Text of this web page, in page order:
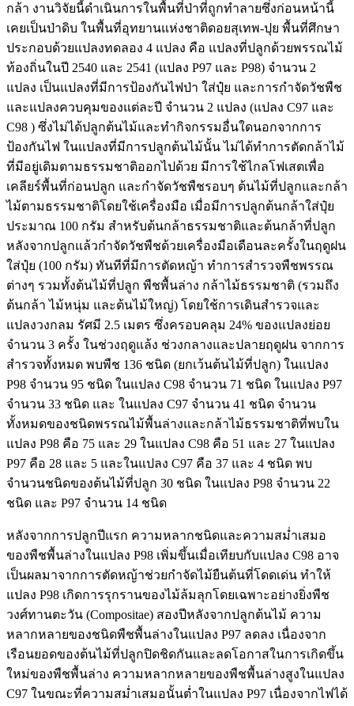
กล้า งานวิจัยนี้ดำเนินการในพื้นที่ป่าที่ถูกทำลายซึ่งก่อนหน้านี้
เคยเป็นป่าดิบ ในพื้นที่อุทยานแห่งชาติดอยสุเทพ-ปุย พื้นที่ศึกษา
ประกอบด้วยแปลงทดลอง 4 แปลง คือ แปลงที่ปลูกด้วยพรรณไม้
ท้องถิ่นในปี 2540 และ 2541 (แปลง P97 และ P98) จำนวน 2
แปลง เป็นแปลงที่มีการป้องกันไฟป่า ใส่ปุ๋ย และการกำจัดวัชพืช
และแปลงควบคุมของแต่ละปี จำนวน 2 แปลง (แปลง C97 และ
C98 ) ซึ่งไม่ได้ปลูกต้นไม้และทำกิจกรรมอื่นใดนอกจากการ
ป้องกันไฟ ในแปลงที่มีการปลูกต้นไม้นั้น ไม่ได้ทำการตัดกล้าไม้
ที่มีอยู่เดิมตามธรรมชาติออกไปด้วย มีการใช้ไกลโฟเสตเพื่อ
เคลียร์พื้นที่ก่อนปลูก และกำจัดวัชพืชรอบๆ ต้นไม้ที่ปลูกและกล้า
ไม้ตามธรรมชาติโดยใช้เครื่องมือ เมื่อมีการปลูกต้นกล้าใส่ปุ๋ย
ประมาณ 100 กรัม สำหรับต้นกล้าธรรมชาติและต้นกล้าที่ปลูก
หลังจากปลูกแล้วกำจัดวัชพืชด้วยเครื่องมือเดือนละครั้งในฤดูฝน
ใส่ปุ๋ย (100 กรัม) ทันทีที่มีการตัดหญ้า ทำการสำรวจพืชพรรณ
ต่างๆ รวมทั้งต้นไม้ที่ปลูก พืชพื้นล่าง กล้าไม้ธรรมชาติ (รวมถึง
ต้นกล้า ไม้หนุ่ม และต้นไม้ใหญ่) โดยใช้การเดินสำรวจและ
แปลงวงกลม รัศมี 2.5 เมตร ซึ่งครอบคลุม 24% ของแปลงย่อย
จำนวน 3 ครั้ง ในช่วงฤดูแล้ง ช่วงกลางและปลายฤดูฝน จากการ
สำรวจทั้งหมด พบพืช 136 ชนิด (ยกเว้นต้นไม้ที่ปลูก) ในแปลง
P98 จำนวน 95 ชนิด ในแปลง C98 จำนวน 71 ชนิด ในแปลง P97
จำนวน 33 ชนิด และ ในแปลง C97 จำนวน 41 ชนิด จำนวน
ทั้งหมดของชนิดพรรณไม้พื้นล่างและกล้าไม้ธรรมชาติที่พบใน
แปลง P98 คือ 75 และ 29 ในแปลง C98 คือ 51 และ 27 ในแปลง
P97 คือ 28 และ 5 และในแปลง C97 คือ 37 และ 4 ชนิด พบ
จำนวนชนิดของต้นไม้ที่ปลูก 30 ชนิด ในแปลง P98 จำนวน 22
ชนิด และ P97 จำนวน 14 ชนิด
หลังจากการปลูกปีแรก ความหลากชนิดและความสม่ำเสมอ
ของพืชพื้นล่างในแปลง P98 เพิ่มขึ้นเมื่อเทียบกับแปลง C98 อาจ
เป็นผลมาจากการตัดหญ้าช่วยกำจัดไม้ยืนต้นที่โดดเด่น ทำให้
แปลง P98 เกิดการรุกรานของไม้ล้มลุกโดยเฉพาะอย่างยิ่งพืช
วงศ์ทานตะวัน (Compositae) สองปีหลังจากปลูกต้นไม้ ความ
หลากหลายของชนิดพืชพื้นล่างในแปลง P97 ลดลง เนื่องจาก
เรือนยอดของต้นไม้ที่ปลูกปิดชิดกันและลดโอกาสในการเกิดขึ้น
ใหม่ของพืชพื้นล่าง ความหลากหลายของพืชพื้นล่างสูงในแปลง
C97 ในขณะที่ความสม่ำเสมอนั้นต่ำในแปลง P97 เนื่องจากไฟได้